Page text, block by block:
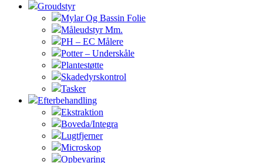
Groudstyr
Mylar Og Bassin Folie
Måleudstyr Mm.
PH – EC Målere
Potter – Underskåle
Plantestøtte
Skadedyrskontrol
Tasker
Efterbehandling
Ekstraktion
Boveda/Integra
Lugtfjerner
Microskop
Opbevaring